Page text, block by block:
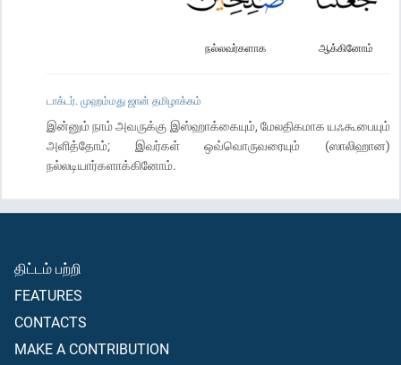
ஆக்கினோம்
நல்லவர்களாக
டாக்டர். முஹம்மது ஜான் தமிழாக்கம்
இன்னும் நாம் அவருக்கு இஸ்ஹாக்கையும், மேலதிகமாக யஃகூபையும்
அளித்தோம்; இவர்கள் ஒவ்வொருவரையும் (ஸாலிஹான)
நல்லடியார்களாக்கினோம்.
திட்டம் பற்றி
FEATURES
CONTACTS
MAKE A CONTRIBUTION